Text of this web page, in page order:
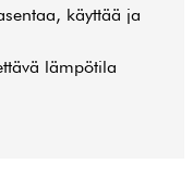
käyttää ja
lämpötila